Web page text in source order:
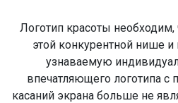
Логотип красоты
этой конкурентной нише
узнаваемую
впечатляющего логотипа
касаний экрана больше не